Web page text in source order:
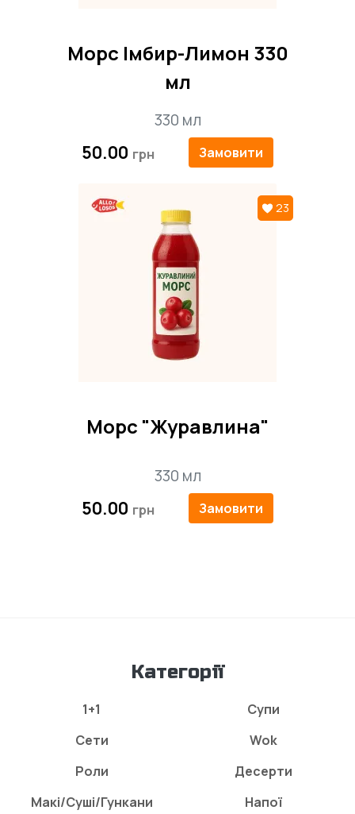
Морс Імбир-Лимон 330
мл
330 мл
50.00 Замовити
23
Морс "Журавлина"
330 мл
50.00 Замовити
Категорії
1+1
Сети
Роли
Макі/Суші/Гункани
Супи
Wok
Десерти
Напої